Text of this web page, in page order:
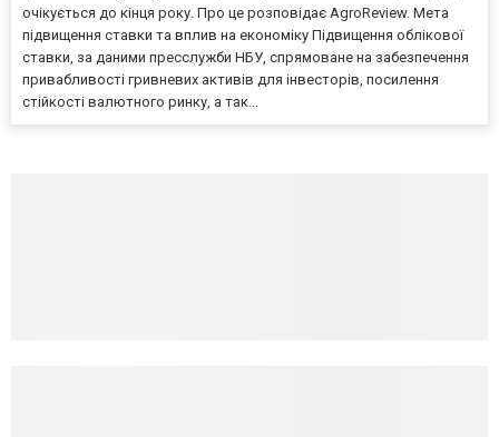
очікується до кінця року. Про це розповідає AgroReview. Мета
підвищення ставки та вплив на економіку Підвищення облікової
ставки, за даними пресслужби НБУ, спрямоване на забезпечення
привабливості гривневих активів для інвесторів, посилення
стійкості валютного ринку, а так...